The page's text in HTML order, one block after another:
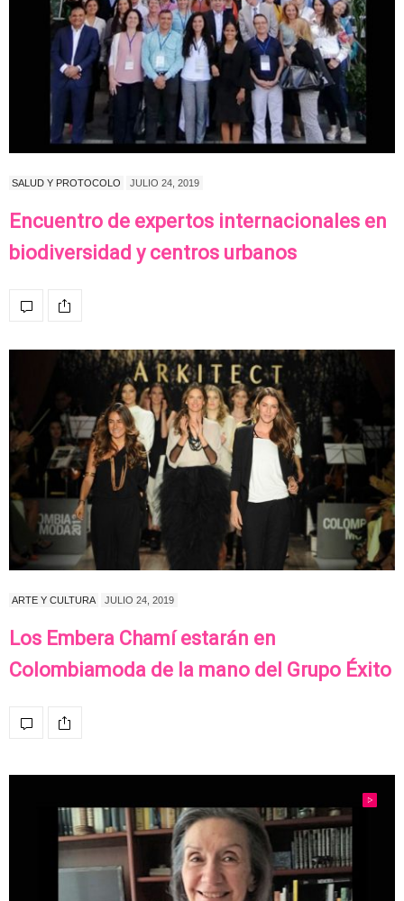
SALUD Y PROTOCOLO JULIO 24, 2019
Encuentro de expertos internacionales en
biodiversidad y centros urbanos
ARTE Y CULTURA JULIO 24, 2019
Los Embera Chamí estarán en
Colombiamoda de la mano del Grupo Éxito